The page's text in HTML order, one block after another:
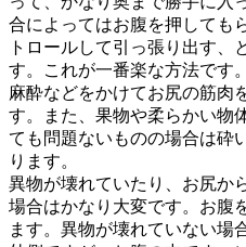
合によってはお腹を押しても
トロールして引っ張り出す、
す。これが一番楽な方法です
麻酔などをかけてお尻の筋肉
す。また、果物や柔らかい物
ても問題ないものの場合は砕
ります。
異物が壊れていたり、お尻か
場合はかなり大変です。お腹
ます。異物が壊れていない場